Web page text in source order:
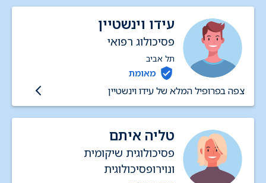
עידו וינשטיין
פסיכולוג רפואי
תל אביב
מאומת
צפה בפרופיל המלא של עידו וינשטיין
טליה איתם
פסיכולוגית שיקומית
ונוירופסיכולוגית